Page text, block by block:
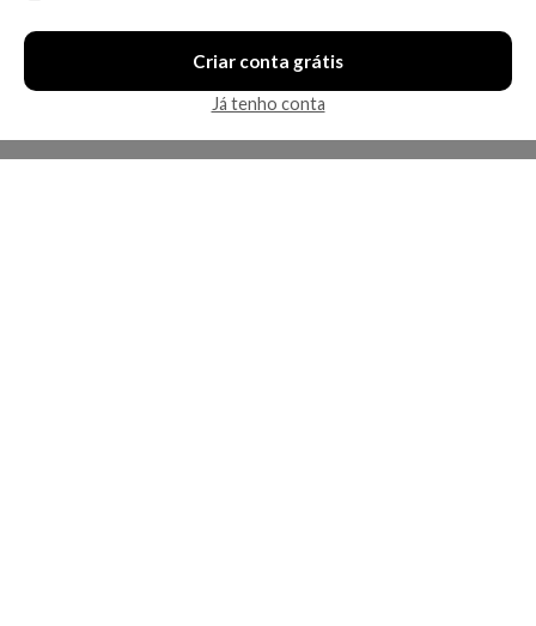
Criar conta grátis
Já tenho conta